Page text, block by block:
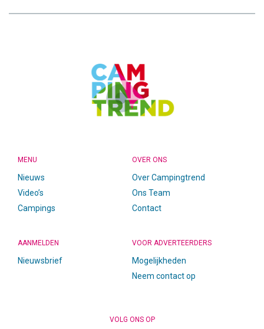
MENU
Nieuws
Video’s
Campings
OVER ONS
Over Campingtrend
Ons Team
Contact
AANMELDEN
Nieuwsbrief
VOOR ADVERTEERDERS
Mogelijkheden
Neem contact op
VOLG ONS OP